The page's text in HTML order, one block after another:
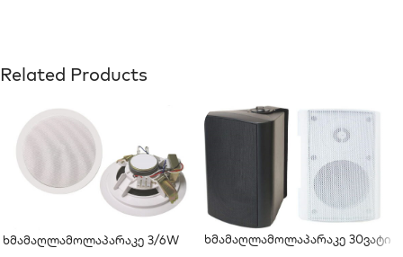
Related Products
Ხმამაღლამოლაპარაკე 3/6W
Ხმამაღლამოლაპარაკე 30ვატი